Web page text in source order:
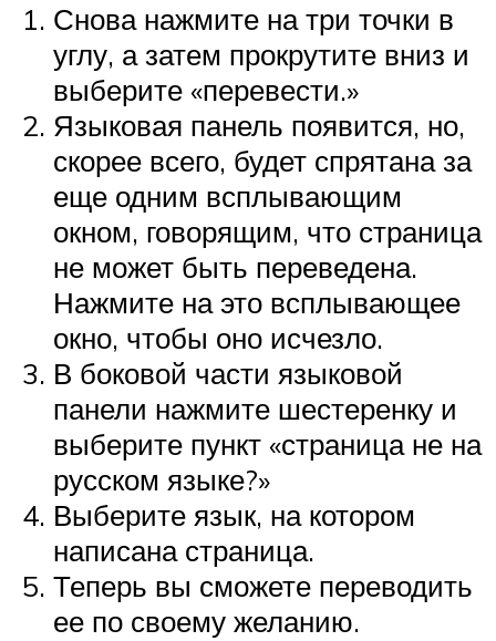
Снова нажмите на три точки в
углу, а затем прокрутите вниз и
выберите «перевести.»
Языковая панель появится, но,
скорее всего, будет спрятана за
еще одним всплывающим
окном, говорящим, что страница
не может быть переведена.
Нажмите на это всплывающее
окно, чтобы оно исчезло.
В боковой части языковой
панели нажмите шестеренку и
выберите пункт «страница не на
русском языке?»
Выберите язык, на котором
написана страница.
Теперь вы сможете переводить
ее по своему желанию.